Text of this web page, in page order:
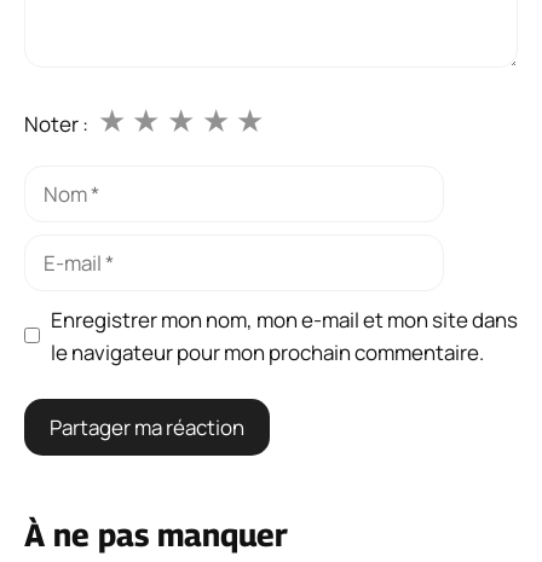
Noter : ★
★
★
★
★
Nom
Enregistrer mon nom, mon e-mail et mon site dans
le navigateur pour mon prochain commentaire.
À ne pas manquer